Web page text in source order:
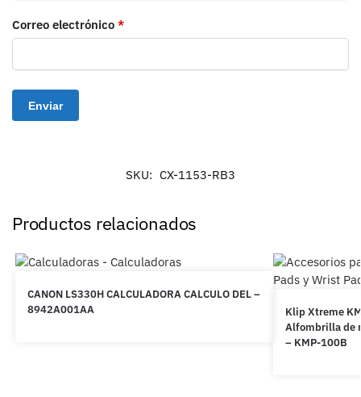
Correo electrónico *
SKU: CX-1153-RB3
Productos relacionados
CANON LS330H CALCULADORA CALCULO DEL –
8942A001AA
Klip Xtreme
Alfombrilla de
– KMP-100B